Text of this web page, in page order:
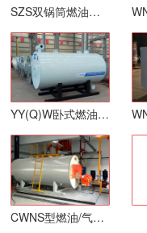
SZS双锅筒燃油气锅炉
YY(Q)W卧式燃油、气导热油炉（定制低氮30毫克）
CWNS型燃油/气常压热水锅炉